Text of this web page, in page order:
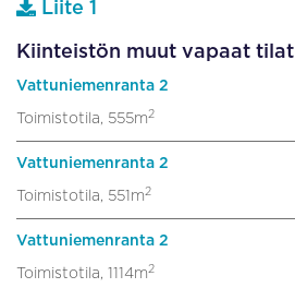
Liite 1
Kiinteistön muut vapaat tilat
Vattuniemenranta 2
Toimistotila, 555m2
Vattuniemenranta 2
Toimistotila, 551m2
Vattuniemenranta 2
Toimistotila, 1114m2